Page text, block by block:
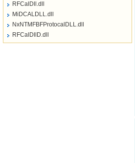
RFCalDll.dll
MiDCALDLL.dll
NxNTMFBFProtocalDLL.dll
RFCalDllD.dll